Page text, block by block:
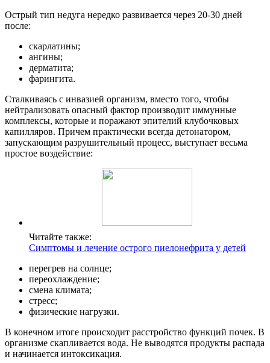
Острый тип недуга нередко развивается через 20-30 дней
после:
скарлатины;
ангины;
дерматита;
фарингита.
Сталкиваясь с инвазией организм, вместо того, чтобы
нейтрализовать опасный фактор производит иммунные
комплексы, которые и поражают эпителий клубочковых
капилляров. Причем практически всегда детонатором,
запускающим разрушительный процесс, выступает весьма
простое воздействие:
Читайте также:
Симптомы и лечение острого пиелонефрита у детей
перегрев на солнце;
переохлаждение;
смена климата;
стресс;
физические нагрузки.
В конечном итоге происходит расстройство функций почек. В
организме скапливается вода. Не выводятся продукты распада
и начинается интоксикация.